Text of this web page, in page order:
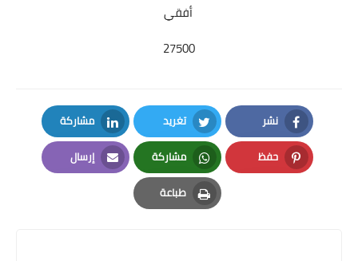
أفقي
27500
نشر
Facebook
تغريد
Twitter
مشاركة
LinkedIn
حفظ
Pinterest
مشاركة
Whatsapp
إرسال
Email
طباعة
Print